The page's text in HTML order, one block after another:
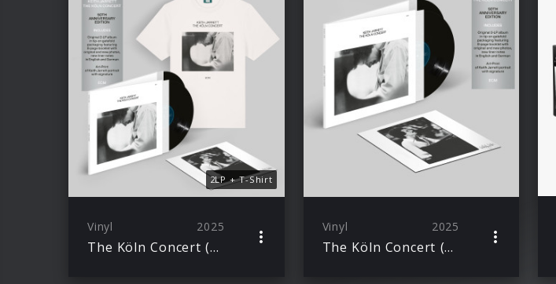
2LP + T-Shirt
Vinyl 2025
The Köln Concert (50th Anniversary) Ltd. Ed. 2LP + Excl. T-Shirt
Vinyl 2025
The Köln Concert (50th Anniversary) Ltd. Ed. 2LP